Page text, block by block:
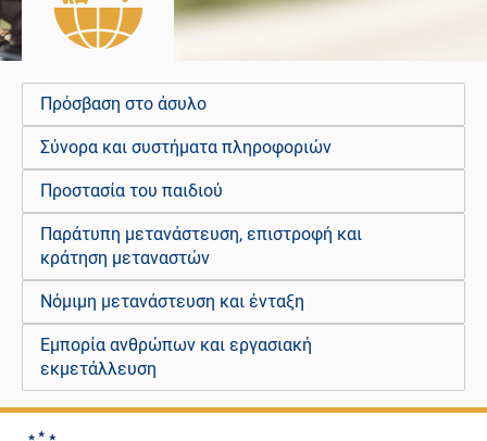
Πρόσβαση στο άσυλο
Σύνορα και συστήματα πληροφοριών
Προστασία του παιδιού
Παράτυπη μετανάστευση, επιστροφή και
κράτηση μεταναστών
Νόμιμη μετανάστευση και ένταξη
Εμπορία ανθρώπων και εργασιακή
εκμετάλλευση